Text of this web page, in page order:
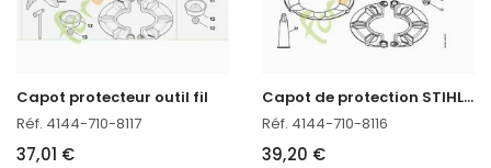
Capot protecteur outil fil
Réf. 4144-710-8117
37,01 €
C
apot de protection STIHL outils en métal Ø 230 mm
Réf. 4144-710-8116
39,20 €